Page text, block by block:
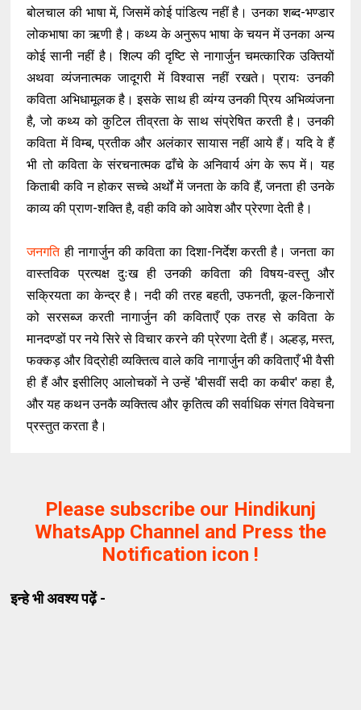
बोलचाल की भाषा में, जिसमें कोई पांडित्य नहीं है। उनका शब्द-भण्डार
लोकभाषा का ऋणी है। कथ्य के अनुरूप भाषा के चयन में उनका अन्य
कोई सानी नहीं है। शिल्प की दृष्टि से नागार्जुन चमत्कारिक उक्तियों
अथवा व्यंजनात्मक जादूगरी में विश्वास नहीं रखते। प्रायः उनकी
कविता अभिधामूलक है। इसके साथ ही व्यंग्य उनकी प्रिय अभिव्यंजना
है, जो कथ्य को कुटिल तीव्रता के साथ संप्रेषित करती है। उनकी
कविता में विम्ब, प्रतीक और अलंकार सायास नहीं आये हैं। यदि वे हैं
भी तो कविता के संरचनात्मक ढाँचे के अनिवार्य अंग के रूप में। यह
किताबी कवि न होकर सच्चे अर्थों में जनता के कवि हैं, जनता ही उनके
काव्य की प्राण-शक्ति है, वही कवि को आवेश और प्रेरणा देती है।
जनगतिही नागार्जुन की कविता का दिशा-निर्देश करती है। जनता का
वास्तविक प्रत्यक्ष दुःख ही उनकी कविता की विषय-वस्तु और
सक्रियता का केन्द्र है। नदी की तरह बहती, उफनती, कूल-किनारों
को सरसब्ज करती नागार्जुन की कविताएँ एक तरह से कविता के
मानदण्डों पर नये सिरे से विचार करने की प्रेरणा देती हैं। अल्हड़, मस्त,
फक्कड़ और विद्रोही व्यक्तित्व वाले कवि नागार्जुन की कविताएँ भी वैसी
ही हैं और इसीलिए आलोचकों ने उन्हें 'बीसवीं सदी का कबीर' कहा है,
और यह कथन उनकै व्यक्तित्व और कृतित्व की सर्वाधिक संगत विवेचना
प्रस्तुत करता है।
Please subscribe our Hindikunj
WhatsApp Channel and Press the
Notification icon !
इन्हे भी अवश्य पढ़ें -